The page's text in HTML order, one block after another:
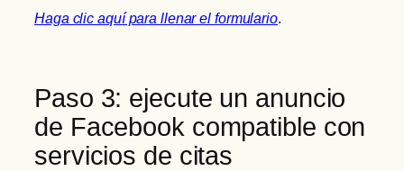
Haga clic aquí para llenar el formulario.
Paso 3: ejecute un anuncio
de Facebook compatible con
servicios de citas